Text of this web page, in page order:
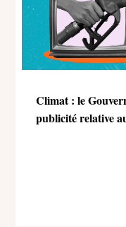
Climat : le
publicité relative